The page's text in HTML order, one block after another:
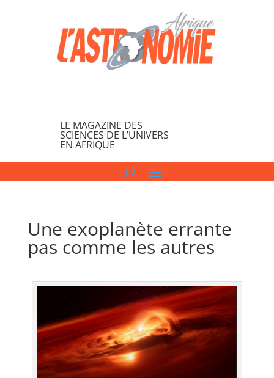
LE MAGAZINE DES
SCIENCES DE L’UNIVERS
EN AFRIQUE
Une exoplanète errante
pas comme les autres